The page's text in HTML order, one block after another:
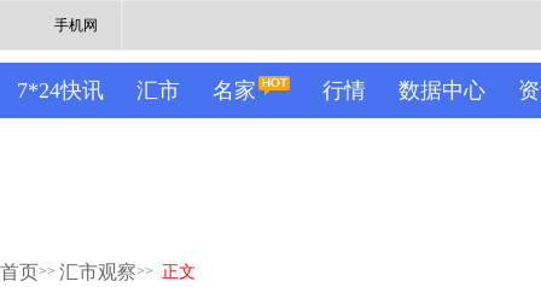
手机网
7*24快讯 汇市 名家 行情 数据中心
首页>> 汇市观察>> 正文